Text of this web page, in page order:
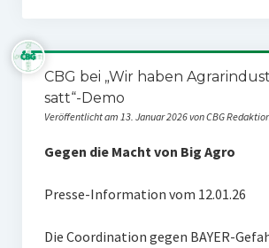
CBG bei „Wir haben
satt“-Demo
Veröffentlicht am 13. Januar 2026 von CBG
Gegen die Macht von Big Agro
Presse-Information vom 12.01.26
Die Coordination gegen BAYER-